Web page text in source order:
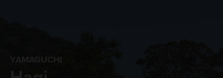
YAMAGUCHI